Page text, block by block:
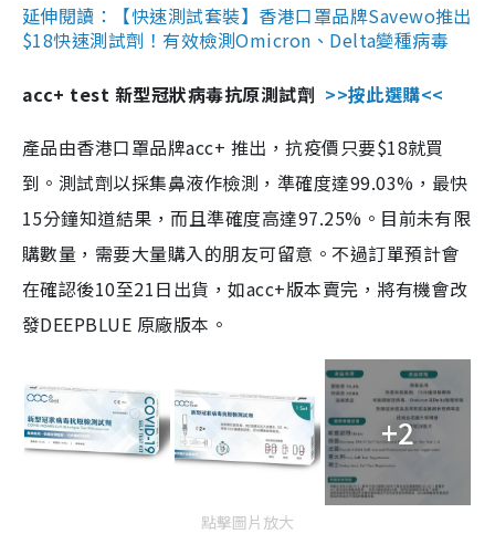
延伸閱讀：【快速測試套裝】香港口罩品牌Savewo推出
$18快速測試劑！有效檢測Omicron、Delta變種病毒
acc+ test 新型冠狀病毒抗原測試劑 >>按此選購<<
產品由香港口罩品牌acc+ 推出，抗疫價只要$18就買
到。測試劑以採集鼻液作檢測，準確度達99.03%，最快
15分鐘知道結果，而且準確度高達97.25%。目前未有限
購數量，需要大量購入的朋友可留意。不過訂單預計會
在確認後10至21日出貨，如acc+版本賣完，將有機會改
發DEEPBLUE 原廠版本。
+2
點擊圖片放大